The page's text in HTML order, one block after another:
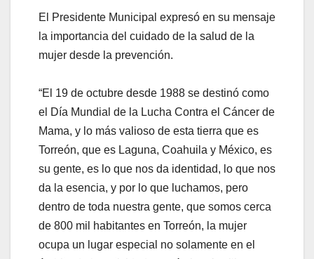
El Presidente Municipal expresó en su mensaje
la importancia del cuidado de la salud de la
mujer desde la prevención.
“El 19 de octubre desde 1988 se destinó como
el Día Mundial de la Lucha Contra el Cáncer de
Mama, y lo más valioso de esta tierra que es
Torreón, que es Laguna, Coahuila y México, es
su gente, es lo que nos da identidad, lo que nos
da la esencia, y por lo que luchamos, pero
dentro de toda nuestra gente, que somos cerca
de 800 mil habitantes en Torreón, la mujer
ocupa un lugar especial no solamente en el